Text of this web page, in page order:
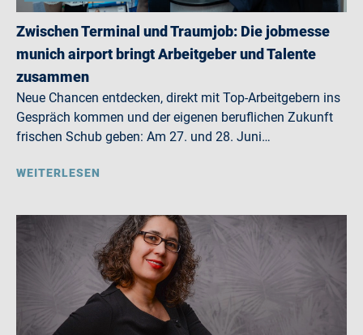
Zwischen Terminal und Traumjob: Die jobmesse
munich airport bringt Arbeitgeber und Talente
zusammen
Neue Chancen entdecken, direkt mit Top-Arbeitgebern ins
Gespräch kommen und der eigenen beruflichen Zukunft
frischen Schub geben: Am 27. und 28. Juni…
WEITERLESEN